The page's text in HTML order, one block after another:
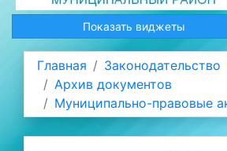
Показать виджеты
Главная
Законодательство
Архив документов
Муниципально-правовые